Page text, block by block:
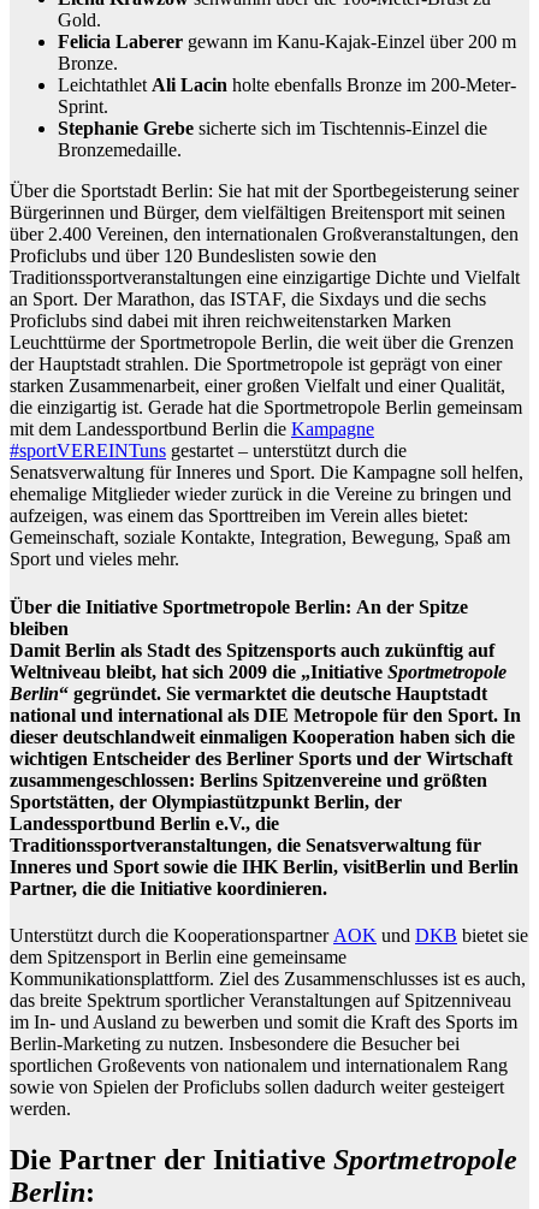
Gold.
Felicia Laberer gewann im Kanu-Kajak-Einzel über 200 m
Bronze.
LeichtathletAli Lacin holte ebenfalls Bronze im 200-Meter-
Sprint.
Stephanie Grebe sicherte sich im Tischtennis-Einzel die
Bronzemedaille.
Über die Sportstadt Berlin: Sie hat mit der Sportbegeisterung seiner
Bürgerinnen und Bürger, dem vielfältigen Breitensport mit seinen
über 2.400 Vereinen, den internationalen Großveranstaltungen, den
Proficlubs und über 120 Bundeslisten sowie den
Traditionssportveranstaltungen eine einzigartige Dichte und Vielfalt
an Sport. Der Marathon, das ISTAF, die Sixdays und die sechs
Proficlubs sind dabei mit ihren reichweitenstarken Marken
Leuchttürme der Sportmetropole Berlin, die weit über die Grenzen
der Hauptstadt strahlen. Die Sportmetropole ist geprägt von einer
starken Zusammenarbeit, einer großen Vielfalt und einer Qualität,
die einzigartig ist. Gerade hat die Sportmetropole Berlin gemeinsam
mit dem Landessportbund Berlin die Kampagne
#sportVEREINTuns gestartet – unterstützt durch die
Senatsverwaltung für Inneres und Sport. Die Kampagne soll helfen,
ehemalige Mitglieder wieder zurück in die Vereine zu bringen und
aufzeigen, was einem das Sporttreiben im Verein alles bietet:
Gemeinschaft, soziale Kontakte, Integration, Bewegung, Spaß am
Sport und vieles mehr.
Über die Initiative Sportmetropole Berlin: An der Spitze
bleiben
Damit Berlin als Stadt des Spitzensports auch zukünftig auf
Weltniveau bleibt, hat sich 2009 die „Initiative Sportmetropole
Berlin“ gegründet. Sie vermarktet die deutsche Hauptstadt
national und international als DIE Metropole für den Sport. In
dieser deutschlandweit einmaligen Kooperation haben sich die
wichtigen Entscheider des Berliner Sports und der Wirtschaft
zusammengeschlossen: Berlins Spitzenvereine und größten
Sportstätten, der Olympiastützpunkt Berlin, der
Landessportbund Berlin e.V., die
Traditionssportveranstaltungen, die Senatsverwaltung für
Inneres und Sport sowie die IHK Berlin, visitBerlin und Berlin
Partner, die die Initiative koordinieren.
Unterstützt durch die Kooperationspartner AOK und DKB bietet sie
dem Spitzensport in Berlin eine gemeinsame
Kommunikationsplattform. Ziel des Zusammenschlusses ist es auch,
das breite Spektrum sportlicher Veranstaltungen auf Spitzenniveau
im In- und Ausland zu bewerben und somit die Kraft des Sports im
Berlin-Marketing zu nutzen. Insbesondere die Besucher bei
sportlichen Großevents von nationalem und internationalem Rang
sowie von Spielen der Proficlubs sollen dadurch weiter gesteigert
werden.
Die Partner der Initiative Sportmetropole
Berlin: